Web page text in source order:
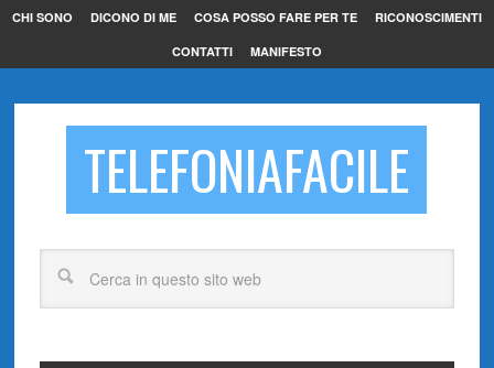
CHI SONO DICONO DI ME COSA POSSO FARE PER TE RICONOSCIMENTI
CONTATTI MANIFESTO
TELEFONIAFACILE